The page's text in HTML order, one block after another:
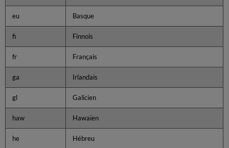
eu Basque
fi Finnois
fr Français
ga Irlandais
gl Galicien
haw Hawaïen
he Hébreu